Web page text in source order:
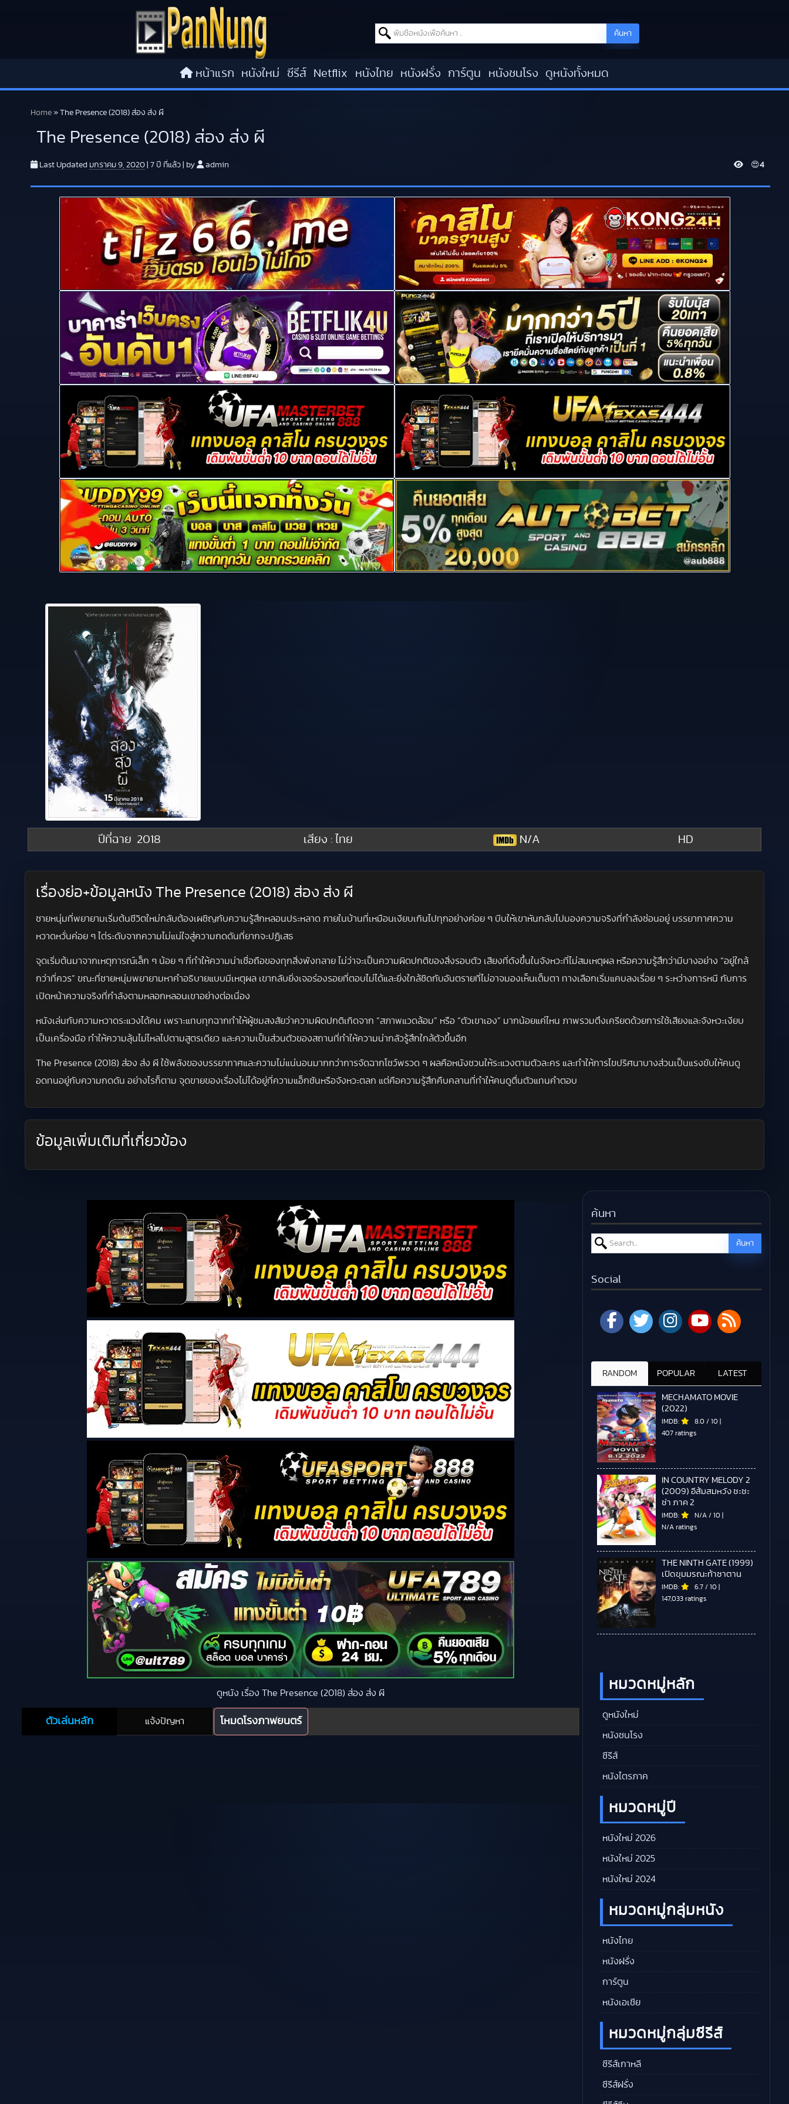
Search for: ค้นหา
หน้าแรก หนังใหม่ ซีรีส์ Netflix หนังไทย หนังฝรั่ง การ์ตูน หนังชนโรง ดูหนังทั้งหมด
Home » The Presence (2018) ส่อง ส่ง ผี
The Presence (2018) ส่อง ส่ง ผี
Last Updated มกราคม 9, 2020 7 ปี ที่แล้ว by admin V
i
😍4
ปีที่ฉาย 2018 เสียง : ไทย N/A HD
เรื่องย่อ+ข้อมูลหนัง The Presence (2018) ส่อง ส่ง ผี
ชายหนุ่มที่พยายามเริ่มต้นชีวิตใหม่กลับต้องเผชิญกับความรู้สึกหลอนประหลาด ภายในบ้านที่เหมือนเงียบเกินไปทุกอย่างค่อย ๆ บีบให้เขาหันกลับไปมองความจริงที่กำลังซ่อนอยู่ บรรยากาศความ
หวาดหวั่นค่อย ๆ ไต่ระดับจากความไม่แน่ใจสู่ความกดดันที่ยากจะปฏิเสธ
จุดเริ่มต้นมาจากเหตุการณ์เล็ก ๆ น้อย ๆ ที่ทำให้ความน่าเชื่อถือของทุกสิ่งพังทลาย ไม่ว่าจะเป็นความผิดปกติของสิ่งรอบตัว เสียงที่ดังขึ้นในจังหวะที่ไม่สมเหตุผล หรือความรู้สึกว่ามีบางอย่าง “อยู่ใกล้
กว่าที่ควร” ขณะที่ชายหนุ่มพยายามหาคำอธิบายแบบมีเหตุผล เขากลับยิ่งเจอร่องรอยที่ตอบไม่ได้และยิ่งใกล้ชิดกับอันตรายที่ไม่อาจมองเห็นเต็มตา ทางเลือกเริ่มแคบลงเรื่อย ๆ ระหว่างการหนี กับการ
เปิดหน้าความจริงที่กำลังตามหลอกหลอนเขาอย่างต่อเนื่อง
หนังเล่นกับความหวาดระแวงได้คม เพราะแทบทุกฉากทำให้ผู้ชมสงสัยว่าความผิดปกติเกิดจาก “สภาพแวดล้อม” หรือ “ตัวเขาเอง” มากน้อยแค่ไหน ภาพรวมตึงเครียดด้วยการใช้เสียงและจังหวะเงียบ
เป็นเครื่องมือ ทำให้ความลุ้นไม่ไหลไปตามสูตรเดียว และความเป็นส่วนตัวของสถานที่ทำให้ความน่ากลัวรู้สึกใกล้ตัวขึ้นอีก
The Presence (2018) ส่อง ส่ง ผี ใช้พลังของบรรยากาศและความไม่แน่นอนมากกว่าการจัดฉากโชว์พรวด ๆ ผลคือหนังชวนให้ระแวงตามตัวละคร และทำให้การไขปริศนาบางส่วนเป็นแรงขับให้คนดู
อดทนอยู่กับความกดดัน อย่างไรก็ตาม จุดขายของเรื่องไม่ได้อยู่ที่ความแอ็กชันหรือจังหวะตลก แต่คือความรู้สึกคืบคลานที่ทำให้คนดูตื่นตัวแทนคำตอบ
ข้อมูลเพิ่มเติมที่เกี่ยวข้อง
ดูหนัง เรื่อง The Presence (2018) ส่อง ส่ง ผี
ตัวเล่นหลัก แจ้งปัญหา โหมดโรงภาพยนตร์
ค้นหา
Search for: ค้นหา
Social
RANDOM POPULAR LATEST
MECHAMATO MOVIE
(2022)
IMDB: 8.0 / 10 |
407 ratings
IN COUNTRY MELODY 2
(2009) อีส้มสมหวัง ชะชะ
ช่า ภาค 2
IMDB: N/A / 10 |
N/A ratings
THE NINTH GATE (1999)
เปิดขุมมรณะท้าซาตาน
IMDB: 6.7 / 10 |
147,033 ratings
หมวดหมู่หลัก
ดูหนังใหม่
หนังชนโรง
ซีรีส์
หนังไตรภาค
หมวดหมู่ปี
หนังใหม่ 2026
หนังใหม่ 2025
หนังใหม่ 2024
หมวดหมู่กลุ่มหนัง
หนังไทย
หนังฝรั่ง
การ์ตูน
หนังเอเชีย
หมวดหมู่กลุ่มซีรีส์
ซีรีส์เกาหลี
ซีรีส์ฝรั่ง